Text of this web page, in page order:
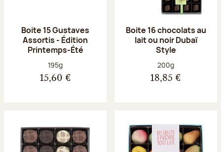
Boite 15 Gustaves
Assortis - Édition
Printemps-Été
Poids net :
195g
15,60 €
Boite 16 chocolats au
lait ou noir Dubaï
Style
Poids net :
200g
18,85 €